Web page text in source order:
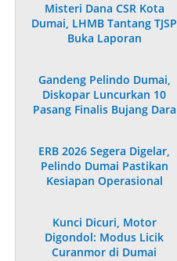
Misteri Dana CSR Kota
Dumai, LHMB Tantang TJSP
Buka Laporan
Gandeng Pelindo Dumai,
Diskopar Luncurkan 10
Pasang Finalis Bujang Dara
ERB 2026 Segera Digelar,
Pelindo Dumai Pastikan
Kesiapan Operasional
Kunci Dicuri, Motor
Digondol: Modus Licik
Curanmor di Dumai